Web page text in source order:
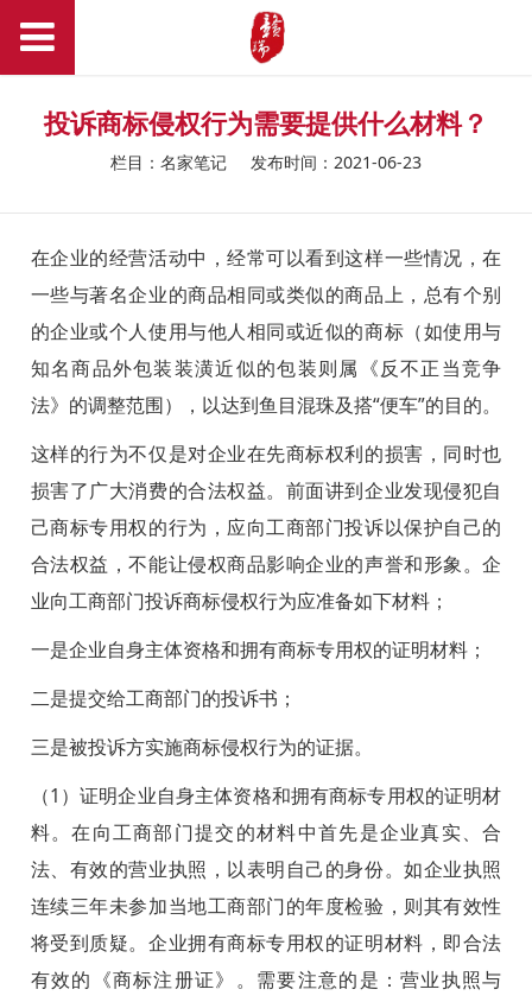
投诉商标侵权行为需要提供什么材料？
栏目：名家笔记 发布时间：2021-06-23
在企业的经营活动中，经常可以看到这样一些情况，在
一些与著名企业的商品相同或类似的商品上，总有个别
的企业或个人使用与他人相同或近似的商标（如使用与
知名商品外包装装潢近似的包装则属《反不正当竞争
法》的调整范围），以达到鱼目混珠及搭“便车”的目的。
这样的行为不仅是对企业在先商标权利的损害，同时也
损害了广大消费的合法权益。前面讲到企业发现侵犯自
己商标专用权的行为，应向工商部门投诉以保护自己的
合法权益，不能让侵权商品影响企业的声誉和形象。企
业向工商部门投诉商标侵权行为应准备如下材料；
一是企业自身主体资格和拥有商标专用权的证明材料；
二是提交给工商部门的投诉书；
三是被投诉方实施商标侵权行为的证据。
（1）证明企业自身主体资格和拥有商标专用权的证明材
料。在向工商部门提交的材料中首先是企业真实、合
法、有效的营业执照，以表明自己的身份。如企业执照
连续三年未参加当地工商部门的年度检验，则其有效性
将受到质疑。企业拥有商标专用权的证明材料，即合法
有效的《商标注册证》。需要注意的是：营业执照与